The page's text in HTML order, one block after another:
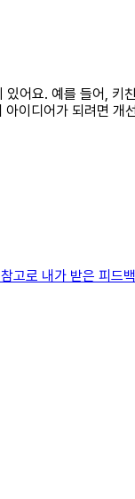
어요. 예를 들어, 키
이디어가 되려면 개
로 내가 받은 피드